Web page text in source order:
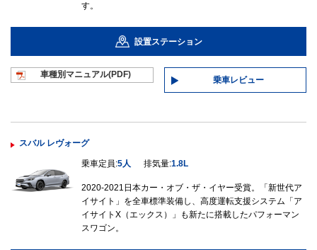
す。
設置ステーション
車種別マニュアル(PDF)
乗車レビュー
スバル レヴォーグ
乗車定員:5人 排気量:1.8L
2020-2021日本カー・オブ・ザ・イヤー受賞。「新世代ア
イサイト」を全車標準装備し、高度運転支援システム「ア
イサイトX（エックス）」も新たに搭載したパフォーマン
スワゴン。